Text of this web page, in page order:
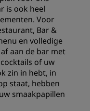
is ook heel
Voor
Bar &
en volledige
aan de bar met
of uw
zin in hebt, in
staat, hebben
smaakpapillen